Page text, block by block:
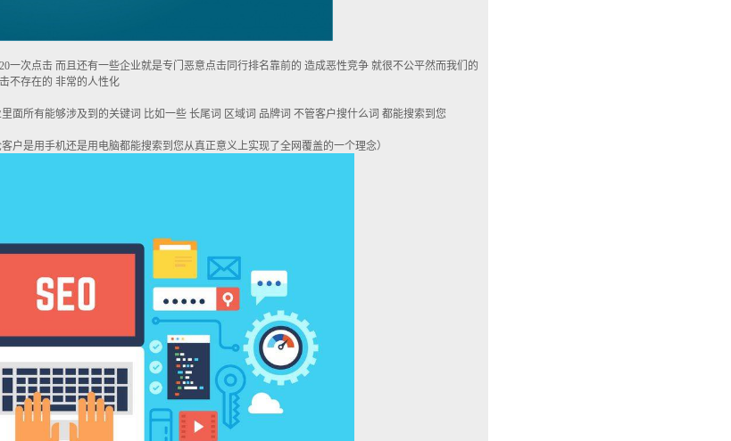
一次点击 而且还有一些企业就是专门恶意点击同行排名靠前的 造成恶性竞争 就很不公平然而我们的
不存在的 非常的人性化
面所有能够涉及到的关键词 比如一些 长尾词 区域词 品牌词 不管客户搜什么词 都能搜索到您
户是用手机还是用电脑都能搜索到您从真正意义上实现了全网覆盖的一个理念）